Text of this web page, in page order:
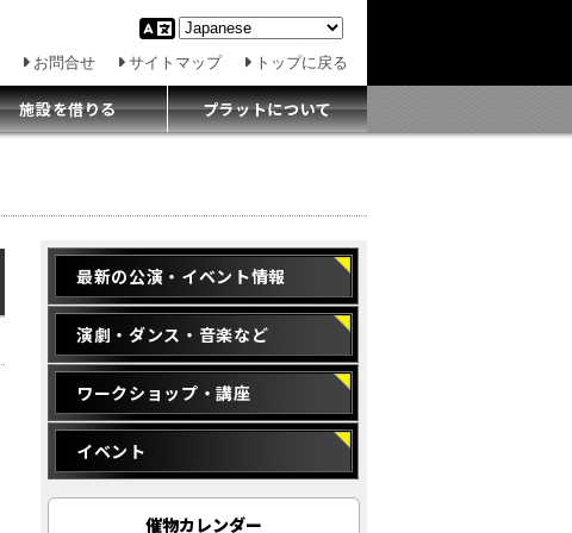
お問合せ サイトマップ トップに戻る
施設を借りる プラットについて
最新の公演・イベント情報
演劇・ダンス・音楽など
ワークショップ・講座
イベント
催物カレンダー